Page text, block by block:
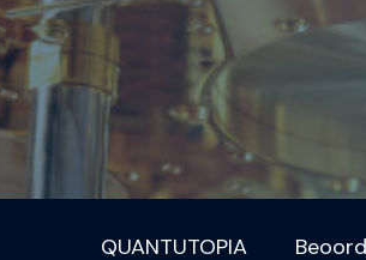
QUANTUTOPIA